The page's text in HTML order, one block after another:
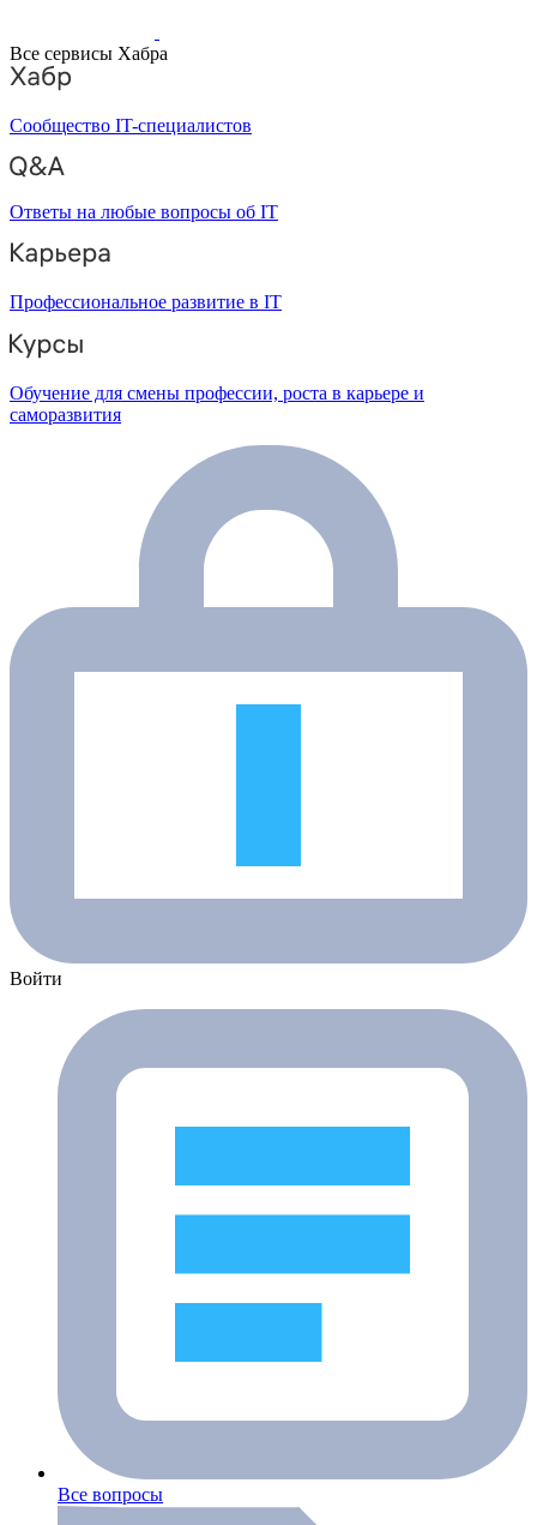
Все сервисы Хабра
Сообщество IT-специалистов
Ответы на любые вопросы об IT
Профессиональное развитие в IT
Обучение для смены профессии, роста в карьере и
саморазвития
Войти
Все вопросы